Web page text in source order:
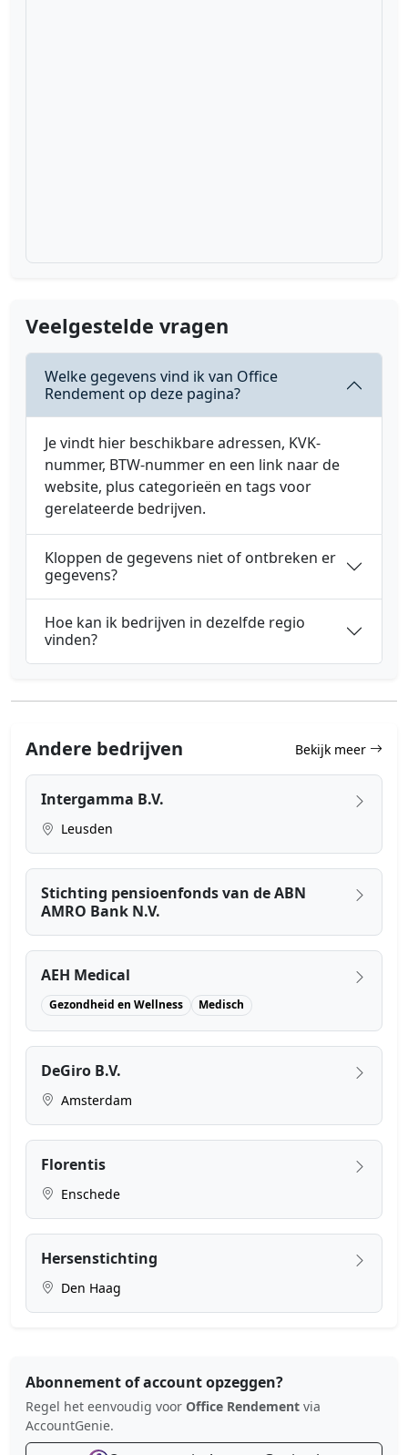
Veelgestelde vragen
Welke gegevens vind ik van Office
Rendement op deze pagina?
Je vindt hier beschikbare adressen, KVK-
nummer, BTW-nummer en een link naar de
website, plus categorieën en tags voor
gerelateerde bedrijven.
Kloppen de gegevens niet of ontbreken er
gegevens?
Hoe kan ik bedrijven in dezelfde regio
vinden?
Andere bedrijven Bekijk meer
Intergamma B.V.
Leusden
Stichting pensioenfonds van de ABN
AMRO Bank N.V.
AEH Medical
Gezondheid en Wellness Medisch
DeGiro B.V.
Amsterdam
Florentis
Enschede
Hersenstichting
Den Haag
Abonnement of account opzeggen?
Regel het eenvoudig voor Office Rendement via
AccountGenie.